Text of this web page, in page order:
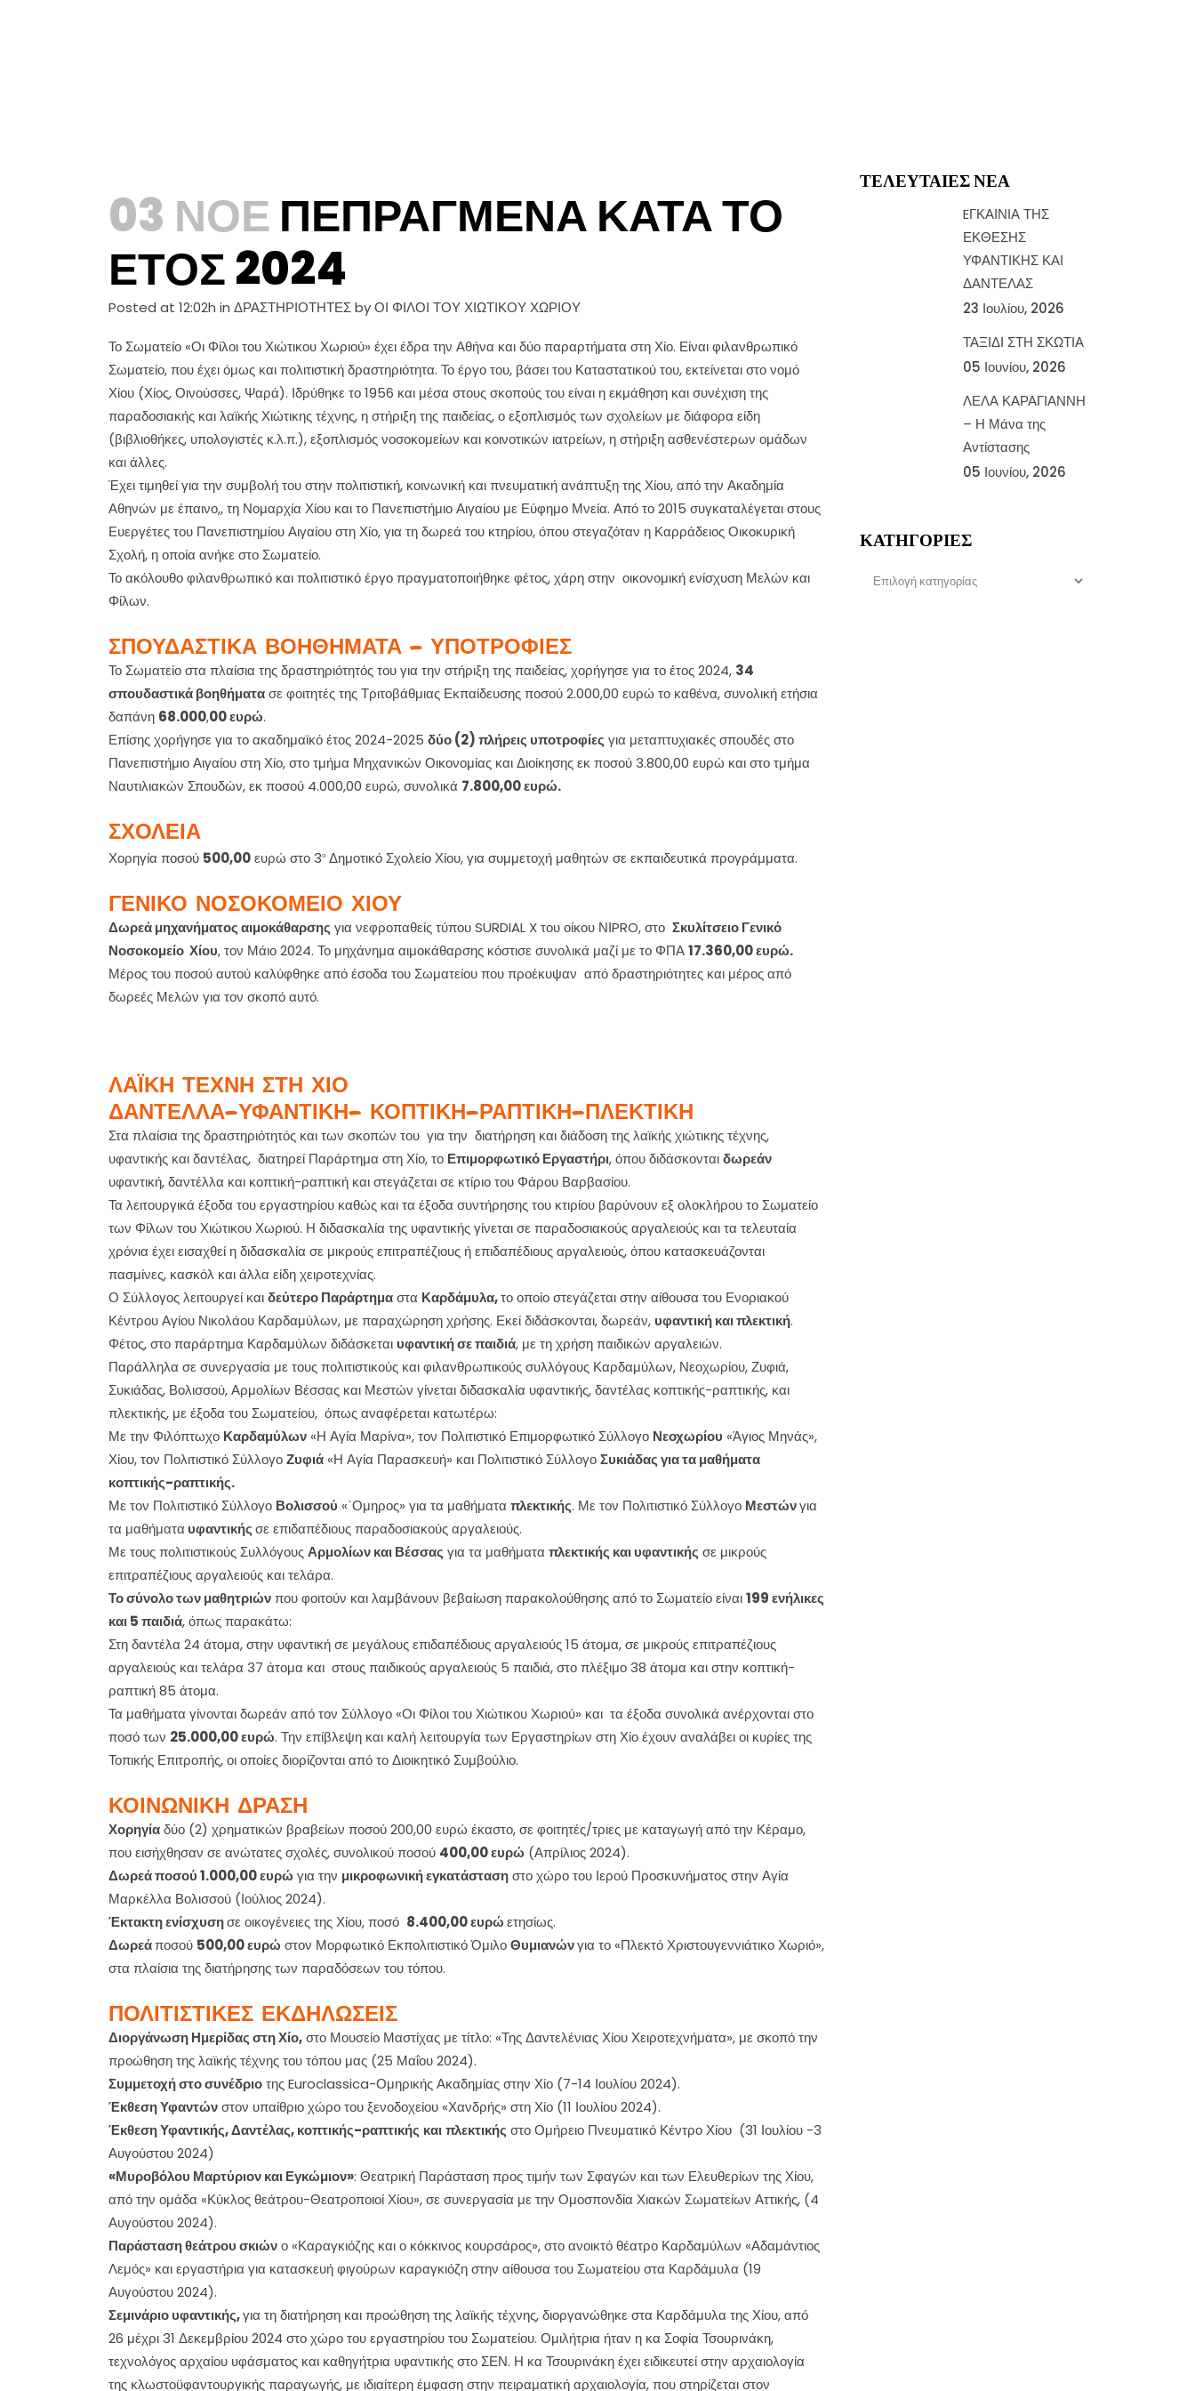
03 ΝΟΈ ΠΕΠΡΑΓΜΈΝΑ ΚΑΤΆ ΤΟ
ΈΤΟΣ 2024
Posted at 12:02h in ΔΡΑΣΤΗΡΙΟΤΗΤΕΣbyΟΙ ΦΙΛΟΙ ΤΟΥ ΧΙΩΤΙΚΟΥ ΧΩΡΙΟΥ
Το Σωματείο «Οι Φίλοι του Χιώτικου Χωριού» έχει έδρα την Αθήνα και δύο παραρτήματα στη Χίο. Είναι φιλανθρωπικό
Σωματείο, που έχει όμως και πολιτιστική δραστηριότητα. Το έργο του, βάσει του Καταστατικού του, εκτείνεται στο νομό
Χίου (Χίος, Οινούσσες, Ψαρά). Ιδρύθηκε το 1956 και μέσα στους σκοπούς του είναι η εκμάθηση και συνέχιση της
παραδοσιακής και λαϊκής Χιώτικης τέχνης, η στήριξη της παιδείας, ο εξοπλισμός των σχολείων με διάφορα είδη
(βιβλιοθήκες, υπολογιστές κ.λ.π.), εξοπλισμός νοσοκομείων και κοινοτικών ιατρείων, η στήριξη ασθενέστερων ομάδων
και άλλες.
Έχει τιμηθεί για την συμβολή του στην πολιτιστική, κοινωνική και πνευματική ανάπτυξη της Χίου, από την Ακαδημία
Αθηνών με έπαινο,, τη Νομαρχία Χίου και το Πανεπιστήμιο Αιγαίου με Εύφημο Μνεία. Από το 2015 συγκαταλέγεται στους
Ευεργέτες του Πανεπιστημίου Αιγαίου στη Χίο, για τη δωρεά του κτηρίου, όπου στεγαζόταν η Καρράδειος Οικοκυρική
Σχολή, η οποία ανήκε στο Σωματείο.
Το ακόλουθο φιλανθρωπικό και πολιτιστικό έργο πραγματοποιήθηκε φέτος, χάρη στην οικονομική ενίσχυση Μελών και
Φίλων.
ΣΠΟΥΔΑΣΤΙΚΑ ΒΟΗΘΗΜΑΤΑ – ΥΠΟΤΡΟΦΙΕΣ
Το Σωματείο στα πλαίσια της δραστηριότητός του για την στήριξη της παιδείας, χορήγησε για το έτος 2024, 34
σπουδαστικά βοηθήματασε φοιτητές της Τριτοβάθμιας Εκπαίδευσης ποσού 2.000,00 ευρώ το καθένα, συνολική ετήσια
δαπάνη 68.000,00 ευρώ.
Επίσης χορήγησε για το ακαδημαϊκό έτος 2024-2025 δύο (2) πλήρεις υποτροφίες για μεταπτυχιακές σπουδές στο
Πανεπιστήμιο Αιγαίου στη Χίο, στο τμήμα Μηχανικών Οικονομίας και Διοίκησης εκ ποσού 3.800,00 ευρώ και στο τμήμα
Ναυτιλιακών Σπουδών, εκ ποσού 4.000,00 ευρώ, συνολικά 7.800,00 ευρώ.
ΣΧΟΛΕΙΑ
Χορηγία ποσού 500,00ευρώ στο 3ο Δημοτικό Σχολείο Χίου, για συμμετοχή μαθητών σε εκπαιδευτικά προγράμματα.
ΓΕΝΙΚΟ ΝΟΣΟΚΟΜΕΙΟ ΧΙΟΥ
Δωρεά μηχανήματος αιμοκάθαρσης για νεφροπαθείς τύπου SURDIAL X του οίκου ΝΙPRO, στο Σκυλίτσειο Γενικό
Νοσοκομείο Χίου, τον Μάιο 2024. Το μηχάνημα αιμοκάθαρσης κόστισε συνολικά μαζί με το ΦΠΑ17.360,00 ευρώ.
Μέρος του ποσού αυτού καλύφθηκε από έσοδα του Σωματείου που προέκυψαν από δραστηριότητες και μέρος από
δωρεές Μελών για τον σκοπό αυτό.
ΛΑΪΚΗ ΤΕΧΝΗ ΣΤΗ ΧΙΟ
ΔΑΝΤΕΛΛΑ-ΥΦΑΝΤΙΚΗ- ΚΟΠΤΙΚΗ-ΡΑΠΤΙΚΗ-ΠΛΕΚΤΙΚΗ
Στα πλαίσια της δραστηριότητός και των σκοπών του για την διατήρηση και διάδοση της λαϊκής χιώτικης τέχνης,
υφαντικής και δαντέλας, διατηρεί Παράρτημα στη Χίο, το Επιμορφωτικό Εργαστήρι, όπου διδάσκονταιδωρεάν
υφαντική, δαντέλλα και κοπτική-ραπτική και στεγάζεται σε κτίριο του Φάρου Βαρβασίου.
Τα λειτουργικά έξοδα του εργαστηρίου καθώς και τα έξοδα συντήρησης του κτιρίου βαρύνουν εξ ολοκλήρου το Σωματείο
των Φίλων του Χιώτικου Χωριού. Η διδασκαλία της υφαντικής γίνεται σε παραδοσιακούς αργαλειούς και τα τελευταία
χρόνια έχει εισαχθεί η διδασκαλία σε μικρούς επιτραπέζιους ή επιδαπέδιους αργαλειούς, όπου κατασκευάζονται
πασμίνες, κασκόλ και άλλα είδη χειροτεχνίας.
Ο Σύλλογος λειτουργεί καιδεύτερο Παράρτημαστα Καρδάμυλα,το οποίο στεγάζεται στην αίθουσα του Ενοριακού
Κέντρου Αγίου Νικολάου Καρδαμύλων, με παραχώρηση χρήσης. Εκεί διδάσκονται, δωρεάν, υφαντική και πλεκτική.
Φέτος, στο παράρτημα Καρδαμύλων διδάσκεται υφαντική σε παιδιά, με τη χρήση παιδικών αργαλειών.
Παράλληλα σε συνεργασία με τους πολιτιστικούς και φιλανθρωπικούς συλλόγους Καρδαμύλων, Νεοχωρίου, Ζυφιά,
Συκιάδας, Βολισσού, Αρμολίων Βέσσας και Μεστών γίνεται διδασκαλία υφαντικής, δαντέλας κοπτικής-ραπτικής, και
πλεκτικής, με έξοδα του Σωματείου, όπως αναφέρεται κατωτέρω:
Με την Φιλόπτωχο Καρδαμύλων«Η Αγία Μαρίνα», τον Πολιτιστικό Επιμορφωτικό Σύλλογο Νεοχωρίου «Άγιος Μηνάς»,
Χίου, τον Πολιτιστικό ΣύλλογοΖυφιά«Η Αγία Παρασκευή» και Πολιτιστικό ΣύλλογοΣυκιάδας για τα μαθήματα
κοπτικής-ραπτικής.
Με τον Πολιτιστικό Σύλλογο Βολισσού «΄Ομηρος» για τα μαθήματα πλεκτικής. Με τον Πολιτιστικό Σύλλογο Μεστώνγια
τα μαθήματα υφαντικήςσε επιδαπέδιους παραδοσιακούς αργαλειούς.
Με τους πολιτιστικούς ΣυλλόγουςΑρμολίων και Βέσσας για τα μαθήματα πλεκτικής και υφαντικής σε μικρούς
επιτραπέζιους αργαλειούς και τελάρα.
Το σύνολο των μαθητριώνπου φοιτούν και λαμβάνουν βεβαίωση παρακολούθησης από το Σωματείο είναι199 ενήλικες
και 5 παιδιά, όπως παρακάτω:
Στη δαντέλα 24 άτομα, στην υφαντική σε μεγάλους επιδαπέδιους αργαλειούς 15 άτομα, σε μικρούς επιτραπέζιους
αργαλειούς και τελάρα 37 άτομα και στους παιδικούς αργαλειούς 5 παιδιά, στο πλέξιμο 38 άτομα και στην κοπτική-
ραπτική 85 άτομα.
Τα μαθήματα γίνονται δωρεάν από τον Σύλλογο «Οι Φίλοι του Χιώτικου Χωριού» και τα έξοδα συνολικά ανέρχονται στο
ποσό των 25.000,00 ευρώ. Την επίβλεψη και καλή λειτουργία των Εργαστηρίων στη Χίο έχουν αναλάβει οι κυρίες της
Τοπικής Επιτροπής, οι οποίες διορίζονται από το Διοικητικό Συμβούλιο.
ΚΟΙΝΩΝΙΚΗ ΔΡΑΣΗ
Χορηγίαδύο (2) χρηματικών βραβείων ποσού 200,00 ευρώ έκαστο, σε φοιτητές/τριες με καταγωγή από την Κέραμο,
που εισήχθησαν σε ανώτατες σχολές, συνολικού ποσού 400,00 ευρώ (Απρίλιος 2024).
Δωρεά ποσού 1.000,00 ευρώ για την μικροφωνική εγκατάστασηστο χώρο του Ιερού Προσκυνήματος στην Αγία
Μαρκέλλα Βολισσού (Ιούλιος 2024).
Έκτακτη ενίσχυσησε οικογένειες της Χίου, ποσό 8.400,00 ευρώετησίως.
Δωρεάποσού 500,00 ευρώ στον Μορφωτικό Εκπολιτιστικό ΌμιλοΘυμιανώνγια το «Πλεκτό Χριστουγεννιάτικο Χωριό»,
στα πλαίσια της διατήρησης των παραδόσεων του τόπου.
ΠΟΛΙΤΙΣΤΙΚΕΣ ΕΚΔΗΛΩΣΕΙΣ
Διοργάνωση Ημερίδας στη Χίο,στο Μουσείο Μαστίχας με τίτλο: «Της Δαντελένιας Χίου Χειροτεχνήματα», με σκοπό την
προώθηση της λαϊκής τέχνης του τόπου μας (25 Μαΐου 2024).
Συμμετοχή στο συνέδριοτης Euroclassica-Ομηρικής Ακαδημίας στην Χίο (7-14 Ιουλίου 2024).
Έκθεση Υφαντώνστον υπαίθριο χώρο του ξενοδοχείου «Χανδρής» στη Χίο (11 Ιουλίου 2024).
Έκθεση Υφαντικής, Δαντέλας, κοπτικής-ραπτικής καιπλεκτικής στο Ομήρειο Πνευματικό Κέντρο Χίου (31 Ιουλίου -3
Αυγούστου 2024)
«Μυροβόλου Μαρτύριον και Εγκώμιον»: Θεατρική Παράσταση προς τιμήν των Σφαγών και των Ελευθερίων της Χίου,
από την ομάδα «Κύκλος θεάτρου-Θεατροποιοί Χίου», σε συνεργασία με την Ομοσπονδία Χιακών Σωματείων Αττικής, (4
Αυγούστου 2024).
Παράσταση θεάτρου σκιώνο «Καραγκιόζης και ο κόκκινος κουρσάρος», στο ανοικτό θέατρο Καρδαμύλων «Αδαμάντιος
Λεμός» και εργαστήρια για κατασκευή φιγούρων καραγκιόζη στην αίθουσα του Σωματείου στα Καρδάμυλα (19
Αυγούστου 2024).
Σεμινάριο υφαντικής,για τη διατήρηση και προώθηση της λαϊκής τέχνης, διοργανώθηκε στα Καρδάμυλα της Χίου, από
26 μέχρι 31 Δεκεμβρίου 2024 στο χώρο του εργαστηρίου του Σωματείου. Ομιλήτρια ήταν η κα Σοφία Τσουρινάκη,
τεχνολόγος αρχαίου υφάσματος και καθηγήτρια υφαντικής στο ΣΕΝ. Η κα Τσουρινάκη έχει ειδικευτεί στην αρχαιολογία
της κλωστοϋφαντουργικής παραγωγής, με ιδιαίτερη έμφαση στην πειραματική αρχαιολογία, που στηρίζεται στον
ΤΕΛΕΥΤΑΊΕΣ ΝΈΑ
EΓΚΑΙΝΙΑ ΤΗΣ
ΕΚΘΕΣΗΣ
ΥΦΑΝΤΙΚΗΣ ΚΑΙ
ΔΑΝΤΕΛΑΣ
23 Ιουλίου, 2026
ΤΑΞΙΔΙ ΣΤΗ ΣΚΩΤΙΑ
05 Ιουνίου, 2026
ΛΕΛΑ ΚΑΡΑΓΙΑΝΝΗ
– Η Μάνα της
Αντίστασης
05 Ιουνίου, 2026
ΚΑΤΗΓΟΡΊΕΣ
Κατηγορίες